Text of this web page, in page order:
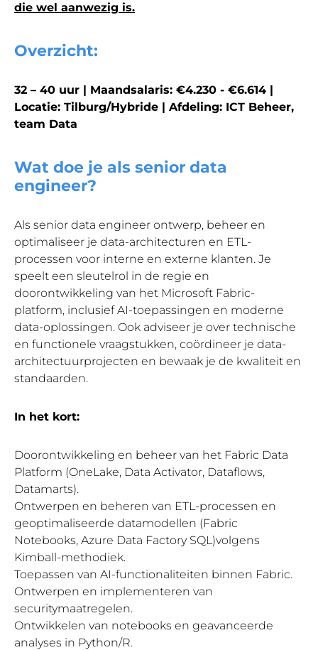
die wel aanwezig is.
Overzicht:
32 – 40 uur | Maandsalaris: €4.230 - €6.614 |
Locatie: Tilburg/Hybride | Afdeling: ICT Beheer,
team Data
Wat doe je als senior data
engineer?
Als senior data engineer ontwerp, beheer en
optimaliseer je data-architecturen en ETL-
processen voor interne en externe klanten. Je
speelt een sleutelrol in de regie en
doorontwikkeling van het Microsoft Fabric-
platform, inclusief AI-toepassingen en moderne
data-oplossingen. Ook adviseer je over technische
en functionele vraagstukken, coördineer je data-
architectuurprojecten en bewaak je de kwaliteit en
standaarden.
In het kort:
Doorontwikkeling en beheer van het Fabric Data
Platform (OneLake, Data Activator, Dataflows,
Datamarts).
Ontwerpen en beheren van ETL-processen en
geoptimaliseerde datamodellen (Fabric
Notebooks, Azure Data Factory SQL)volgens
Kimball-methodiek.
Toepassen van AI-functionaliteiten binnen Fabric.
Ontwerpen en implementeren van
securitymaatregelen.
Ontwikkelen van notebooks en geavanceerde
analyses in Python/R.